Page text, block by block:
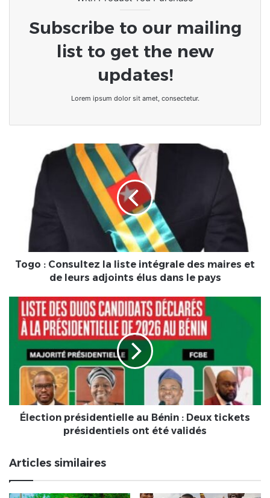
Subscribe to our mailing
list to get the new
updates!
Lorem ipsum dolor sit amet, consectetur.
Consultez
intégrale
maires
de
élus
dans
pays
Togo : Consultez la liste intégrale des maires et
de leurs adjoints élus dans le pays
Élection
présidentielle
Bénin
Deux
tickets
présidentiels
ont
Élection présidentielle au Bénin : Deux tickets
présidentiels ont été validés
Articles similaires